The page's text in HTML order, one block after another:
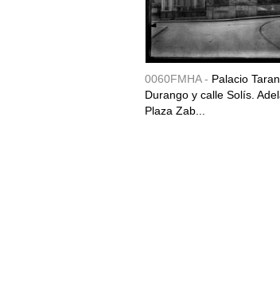
0060FMHA - Palacio
Durango y calle Solís.
Plaza Zab...